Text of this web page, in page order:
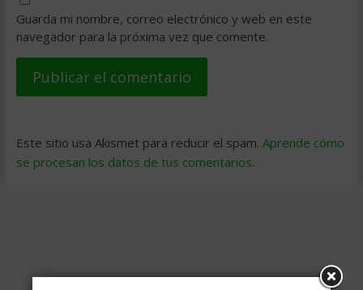
Guarda mi nombre, correo electrónico y web en este
navegador para la próxima vez que comente.
Este sitio usa Akismet para reducir el spam. Aprende cómo
se procesan los datos de tus comentarios.